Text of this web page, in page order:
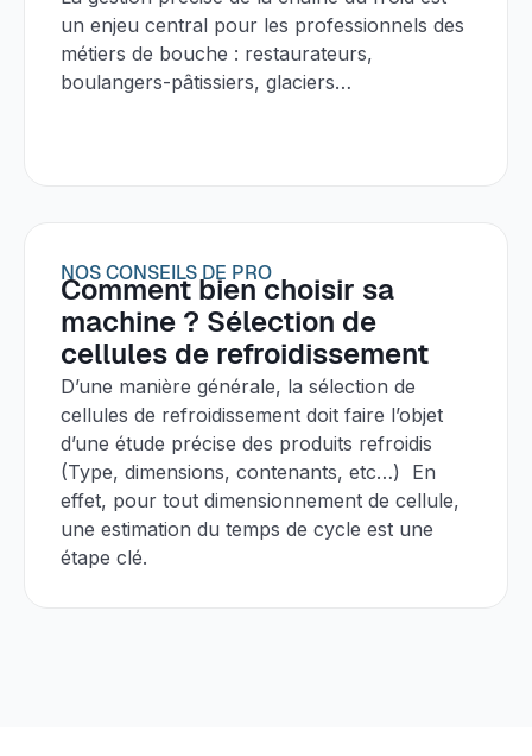
un enjeu central pour les professionnels des
métiers de bouche : restaurateurs,
boulangers-pâtissiers, glaciers…
NOS CONSEILS DE PRO
Comment bien choisir sa
machine ? Sélection de
cellules de refroidissement
D’une manière générale, la sélection de
cellules de refroidissement doit faire l’objet
d’une étude précise des produits refroidis
(Type, dimensions, contenants, etc…) En
effet, pour tout dimensionnement de cellule,
une estimation du temps de cycle est une
étape clé.